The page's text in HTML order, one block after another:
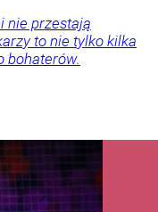
nie przestają
to nie tylko kilka
bohaterów.